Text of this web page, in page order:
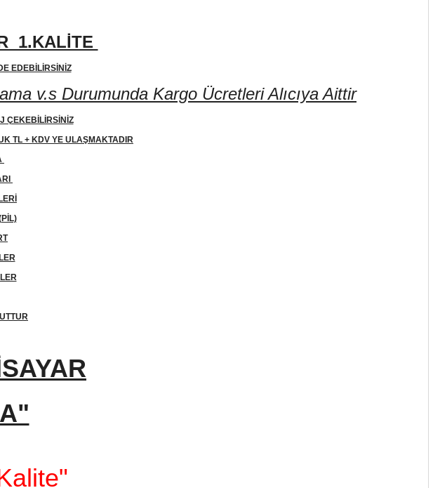
1.KALİTE
EDEBİLİRSİNİZ
v.s Durumunda Kargo Ücretleri Alıcıya Aittir
ÇEKEBİLİRSİNİZ
TL + KDV YE ULAŞMAKTADIR